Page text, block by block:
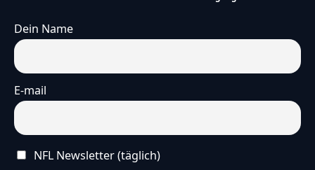
Dein Name
E-mail
NFL Newsletter (täglich)